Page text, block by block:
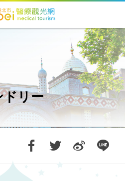
リー